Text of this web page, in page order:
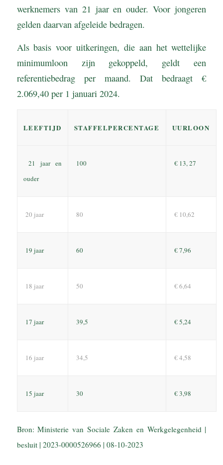
werknemers van 21 jaar en ouder. Voor jongeren
gelden daarvan afgeleide bedragen.
Als basis voor uitkeringen, die aan het wettelijke
minimumloon zijn gekoppeld, geldt een
referentiebedrag per maand. Dat bedraagt €
2.069,40 per 1 januari 2024.
LEEFTIJD STAFFELPERCENTAGE UURLOON
21 jaar en
ouder
100 € 13, 27
20 jaar 80 € 10,62
19 jaar 60 € 7,96
18 jaar 50 € 6,64
17 jaar 39,5 € 5,24
16 jaar 34,5 € 4,58
15 jaar 30 € 3,98
Bron: Ministerie van Sociale Zaken en Werkgelegenheid |
besluit | 2023-0000526966 | 08-10-2023